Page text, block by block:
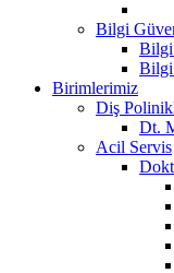
Bilgi
Bilgi
Birimlerimiz
Diş
Dt.
Acil Servis